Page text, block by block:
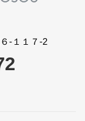
-１１７-2